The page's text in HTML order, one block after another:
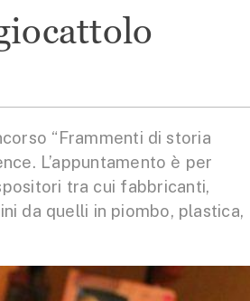
“Frammenti di storia
L’appuntamento è per
tra cui fabbricanti,
da quelli in piombo, plastica,